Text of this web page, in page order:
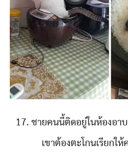
17. ชายคนนี้ติดอยู่ในห้องอา
เขาต้องตะโกนเรียกใ